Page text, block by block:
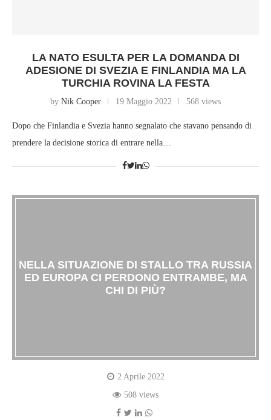
LA NATO ESULTA PER LA DOMANDA DI
ADESIONE DI SVEZIA E FINLANDIA MA LA
TURCHIA ROVINA LA FESTA
by Nik Cooper 19 Maggio 2022 568 views
Dopo che Finlandia e Svezia hanno segnalato che stavano pensando di
prendere la decisione storica di entrare nella…
NELLA SITUAZIONE DI STALLO TRA RUSSIA
ED EUROPA CI PERDONO ENTRAMBE, MA
CHI DI PIÙ?
2 Aprile 2022
508 views